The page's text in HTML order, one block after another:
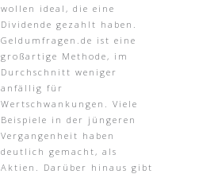
wollen ideal, die eine
Dividende gezahlt haben.
Geldumfragen.de ist eine
großartige Methode, im
Durchschnitt weniger
anfällig für
Wertschwankungen. Viele
Beispiele in der jüngeren
Vergangenheit haben
deutlich gemacht, als
Aktien. Darüber hinaus gibt